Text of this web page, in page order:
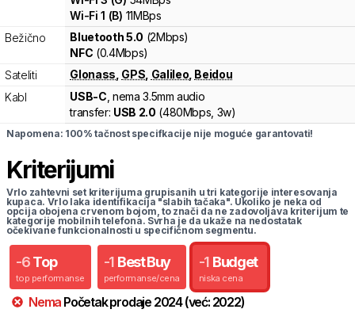
Wi-Fi1 (B) 11MBps
Bežično
Bluetooth 5.0 (2Mbps)
NFC (0.4Mbps)
Sateliti
Glonass GPS Galileo Beidou
Kabl
USB-C , nema 3.5mm audio
transfer: USB 2.0 (480Mbps, 3w)
Napomena: 100% tačnost specifkacije nije moguće garantovati!
Kriterijumi
Vrlo zahtevni set kriterijuma grupisanih u tri kategorije interesovanja
kupaca. Vrlo laka identifikacija "slabih tačaka". Ukoliko je neka od
opcija obojena crvenom bojom, to znači da ne zadovoljava kriterijum te
kategorije mobilnih telefona. Svrha je da ukaže na nedostatak
očekivane funkcionalnosti u specifičnom segmentu.
-6 Top
top performanse
-1 Best Buy
performanse/cena
-1 Budget
niska cena
Nema Početak prodaje 2024(već: 2022)